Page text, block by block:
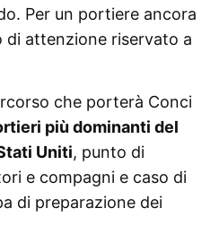
Per un portiere ancora
di attenzione riservato a
che porterà Conci
più dominanti del
Uniti, punto di
e compagni e caso di
di preparazione dei